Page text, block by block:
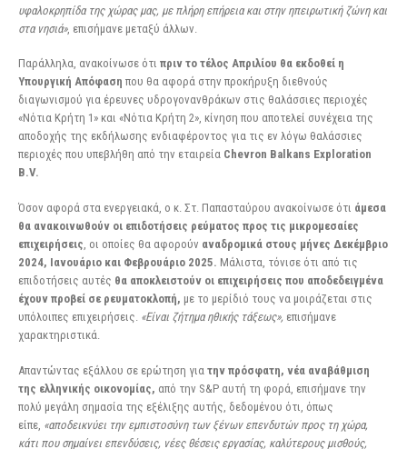
υφαλοκρηπίδα της χώρας μας, με πλήρη επήρεια και στην ηπειρωτική ζώνη και
στα νησιά», επισήμανε μεταξύ άλλων.
Παράλληλα, ανακοίνωσε ότι πριν το τέλος Απριλίου θα εκδοθεί η
Υπουργική Απόφαση που θα αφορά στην προκήρυξη διεθνούς
διαγωνισμού για έρευνες υδρογονανθράκων στις θαλάσσιες περιοχές
«Νότια Κρήτη 1» και «Νότια Κρήτη 2», κίνηση που αποτελεί συνέχεια της
αποδοχής της εκδήλωσης ενδιαφέροντος για τις εν λόγω θαλάσσιες
περιοχές που υπεβλήθη από την εταιρεία Chevron Balkans Exploration
B.V.
Όσον αφορά στα ενεργειακά, ο κ. Στ. Παπασταύρου ανακοίνωσε ότι άμεσα
θα ανακοινωθούν οι επιδοτήσεις ρεύματος προς τις μικρομεσαίες
επιχειρήσεις, οι οποίες θα αφορούν αναδρομικά στους μήνες Δεκέμβριο
2024, Ιανουάριο και Φεβρουάριο 2025. Μάλιστα, τόνισε ότι από τις
επιδοτήσεις αυτές θα αποκλειστούν οι επιχειρήσεις που αποδεδειγμένα
έχουν προβεί σε ρευματοκλοπή, με το μερίδιό τους να μοιράζεται στις
υπόλοιπες επιχειρήσεις. «Είναι ζήτημα ηθικής τάξεως», επισήμανε
χαρακτηριστικά.
Απαντώντας εξάλλου σε ερώτηση για την πρόσφατη, νέα αναβάθμιση
της ελληνικής οικονομίας, από την S&P αυτή τη φορά, επισήμανε την
πολύ μεγάλη σημασία της εξέλιξης αυτής, δεδομένου ότι, όπως
είπε, «αποδεικνύει την εμπιστοσύνη των ξένων επενδυτών προς τη χώρα,
κάτι που σημαίνει επενδύσεις, νέες θέσεις εργασίας, καλύτερους μισθούς,